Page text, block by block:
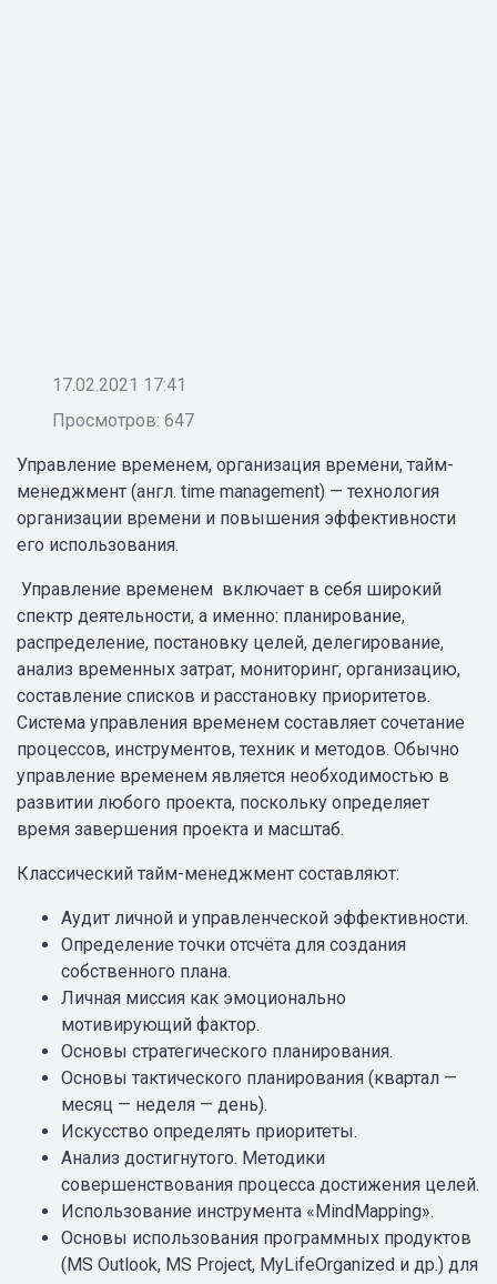
17.02.2021 17:41
Просмотров: 647
Управление временем, организация времени, тайм-
менеджмент (англ. time management) — технология
организации времени и повышения эффективности
его использования.
Управление временем включает в себя широкий
спектр деятельности, а именно: планирование,
распределение, постановку целей, делегирование,
анализ временных затрат, мониторинг, организацию,
составление списков и расстановку приоритетов.
Система управления временем составляет сочетание
процессов, инструментов, техник и методов. Обычно
управление временем является необходимостью в
развитии любого проекта, поскольку определяет
время завершения проекта и масштаб.
Классический тайм-менеджмент составляют:
Аудит личной и управленческой эффективности.
Определение точки отсчёта для создания
собственного плана.
Личная миссия как эмоционально
мотивирующий фактор.
Основы стратегического планирования.
Основы тактического планирования (квартал —
месяц — неделя — день).
Искусство определять приоритеты.
Анализ достигнутого. Методики
совершенствования процесса достижения целей.
Использование инструмента «MindMapping».
Основы использования программных продуктов
(MS Outlook, MS Project, MyLifeOrganized и др.) для